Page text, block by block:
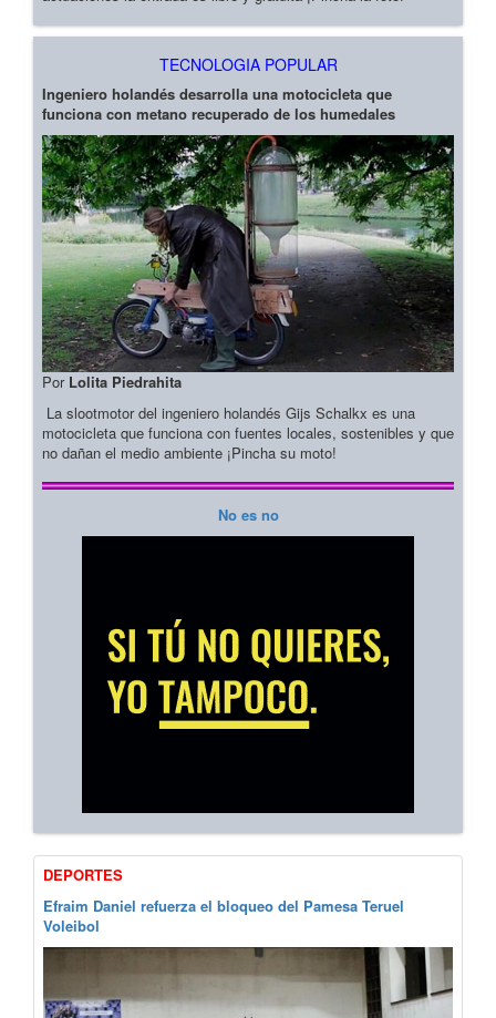
TECNOLOGIA POPULAR
Ingeniero holandés desarrolla una motocicleta que
funciona con metano recuperado de los humedales
Por Lolita Piedrahita
La slootmotor del ingeniero holandés Gijs Schalkx es una
motocicleta que funciona con fuentes locales, sostenibles y que
no dañan el medio ambiente ¡Pincha su moto!
No es no
DEPORTES
Efraim Daniel refuerza el bloqueo del Pamesa Teruel
Voleibol